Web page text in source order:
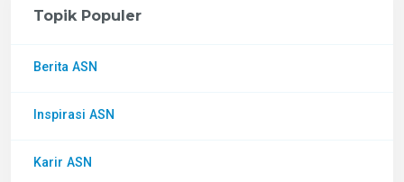
Topik Populer
Berita ASN
Inspirasi ASN
Karir ASN